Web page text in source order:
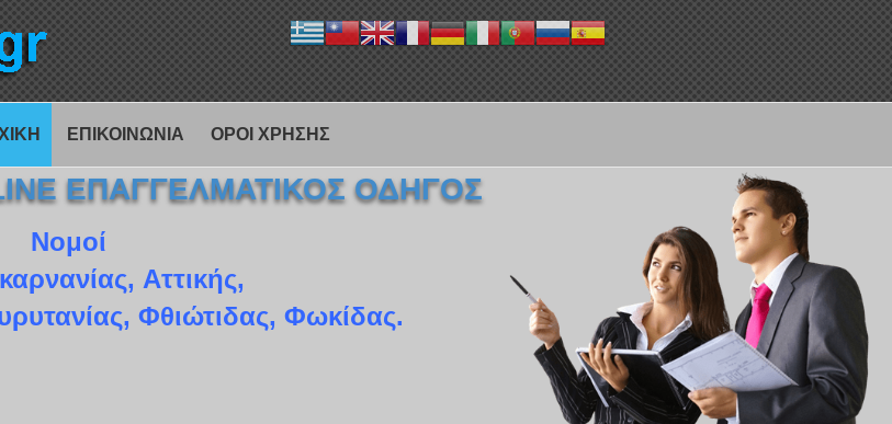
ΕΠΙΚΟΙΝΩΝΙΑ ΟΡΟΙ ΧΡΗΣΗΣ
ΕΠΑΓΓΕΛΜΑΤΙΚΟΣ ΟΔΗΓΟΣ
Νομοί
Αττικής,
Φθιώτιδας, Φωκίδας.